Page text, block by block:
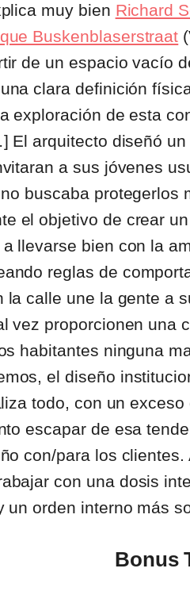
muy bien Richard
Buskenblaserstraat
de un espacio vacío
clara definición
exploración de esta
El arquitecto diseñó
a sus jóvenes
buscaba
el objetivo de crear
llevarse bien con la
reglas de
la calle une la gente a
vez proporcionen
habitantes ninguna
el diseño
todo, con un exceso
escapar de esa
con/para los
con una dosis
un orden interno más
Bonus